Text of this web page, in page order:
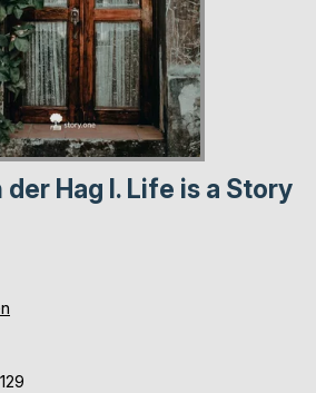
der Hag I. Life is a Story